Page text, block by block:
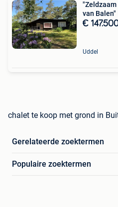
van Balen"
€
Uddel
chalet te koop met grond in
Gerelateerde zoektermen
Populaire zoektermen